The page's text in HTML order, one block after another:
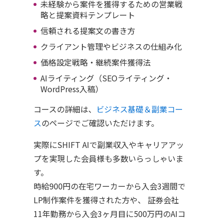
未経験から案件を獲得するための営業戦
略と提案資料テンプレート
信頼される提案文の書き方
クライアント管理やビジネスの仕組み化
価格設定戦略・継続案件獲得法
AIライティング（SEOライティング・
WordPress入稿）
コースの詳細は、 ビジネス基礎＆副業コー
スのページでご確認いただけます。
実際にSHIFT AIで副業収入やキャリアアッ
プを実現した会員様も多数いらっしゃいま
す。
時給900円の在宅ワーカーから入会3週間で
LP制作案件を獲得された方や、 証券会社
11年勤務から入会3ヶ月目に500万円のAIコ